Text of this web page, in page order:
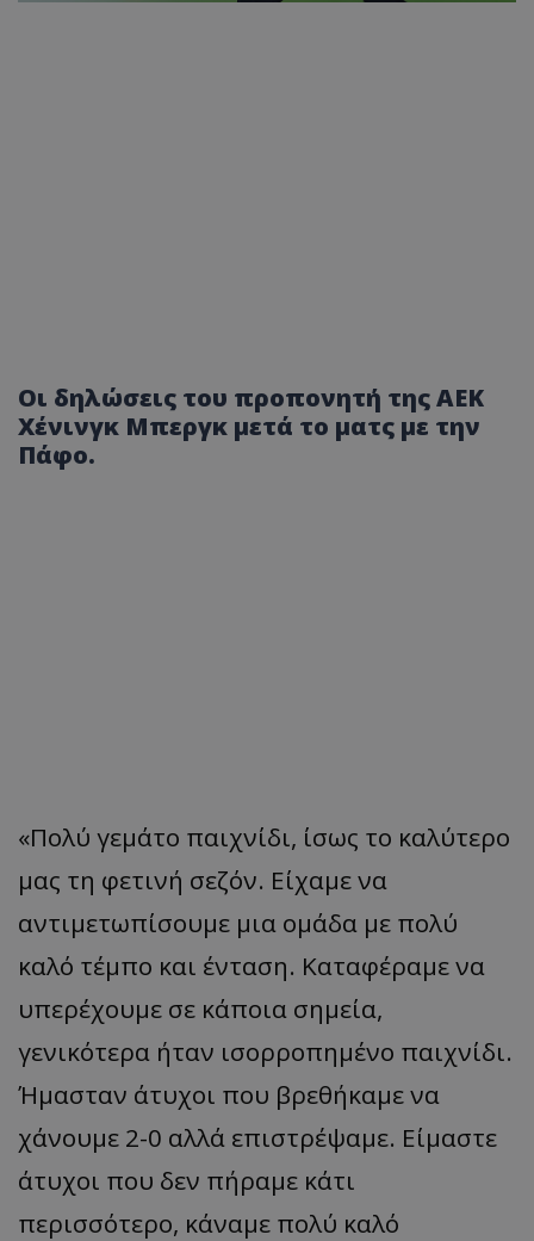
Οι δηλώσεις του προπονητή της ΑΕΚ
Χένινγκ Μπεργκ μετά το ματς με την
Πάφο.
«Πολύ γεμάτο παιχνίδι, ίσως το καλύτερο
μας τη φετινή σεζόν. Είχαμε να
αντιμετωπίσουμε μια ομάδα με πολύ
καλό τέμπο και ένταση. Καταφέραμε να
υπερέχουμε σε κάποια σημεία,
γενικότερα ήταν ισορροπημένο παιχνίδι.
Ήμασταν άτυχοι που βρεθήκαμε να
χάνουμε 2-0 αλλά επιστρέψαμε. Είμαστε
άτυχοι που δεν πήραμε κάτι
περισσότερο, κάναμε πολύ καλό